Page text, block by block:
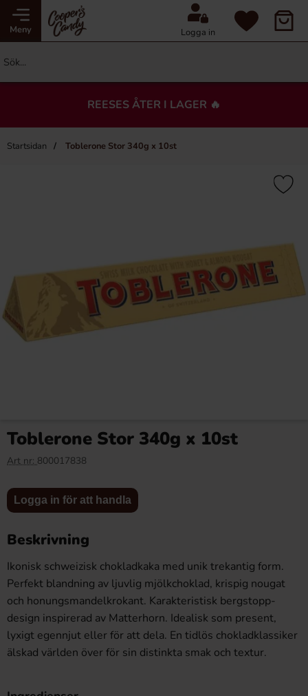
Meny Logga in
REESES ÅTER I LAGER 🔥
Startsidan Toblerone Stor 340g x 10st
×
Watermelon 55g x 12st
Logga in
för att
Nyhet!
Mango 60g x 8st
Toblerone Stor 340g x 10st
Art nr: 800017838
Logga in för att handla
Beskrivning
Ikonisk schweizisk chokladkaka med unik trekantig form.
Perfekt blandning av ljuvlig mjölkchoklad, krispig nougat
och honungsmandelkrokant. Karakteristisk bergstopp-
design inspirerad av Matterhorn. Idealisk som present,
lyxigt egennjut eller för att dela. En tidlös chokladklassiker
älskad världen över för sin distinkta smak och textur.